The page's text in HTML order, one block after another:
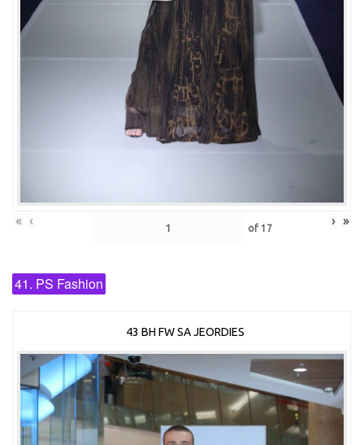
« ‹ of 17 › »
41. PS Fashion
43 BH FW SA JEORDIES